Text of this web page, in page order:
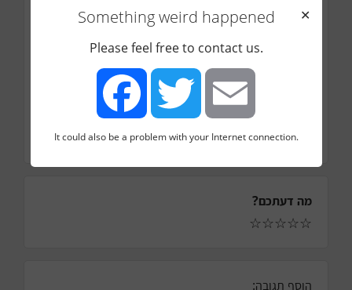
מיכאל רייטבלט
מה דעתכם?
☆
☆
☆
☆
☆
הוסף תגובה:
Something weird happened
✕
Please feel free to contact us.
FacebookTwitter Email
It could also be a problem with your Internet connection.